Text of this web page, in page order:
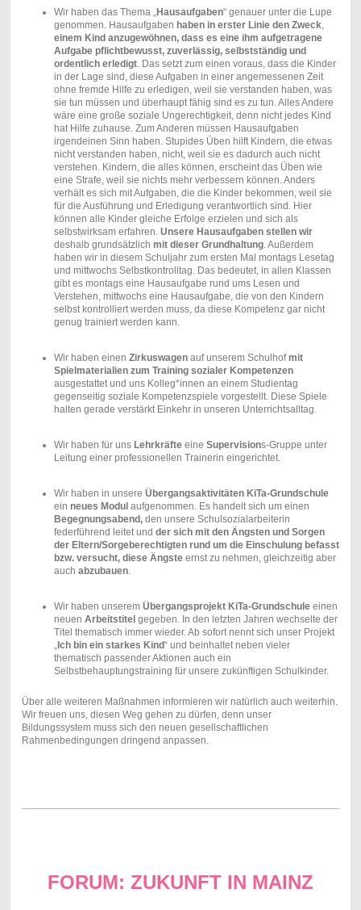
Wir haben das Thema „ Hausaufgaben“ genauer unter die Lupe
genommen. Hausaufgaben haben in erster Linie den Zweck
einem Kind anzugewöhnen, dass es eine ihm aufgetragene
Aufgabe pflichtbewusst, zuverlässig, selbstständig und
ordentlich erledigt. Das setzt zum einen voraus, dass die Kinder
in der Lage sind, diese Aufgaben in einer angemessenen Zeit
ohne fremde Hilfe zu erledigen, weil sie verstanden haben, was
sie tun müssen und überhaupt fähig sind es zu tun. Alles Andere
wäre eine große soziale Ungerechtigkeit, denn nicht jedes Kind
hat Hilfe zuhause. Zum Anderen müssen Hausaufgaben
irgendeinen Sinn haben. Stupides Üben hilft Kindern, die etwas
nicht verstanden haben, nicht, weil sie es dadurch auch nicht
verstehen. Kindern, die alles können, erscheint das Üben wie
eine Strafe, weil sie nichts mehr verbessern können. Anders
verhält es sich mit Aufgaben, die die Kinder bekommen, weil sie
für die Ausführung und Erledigung verantwortlich sind. Hier
können alle Kinder gleiche Erfolge erzielen und sich als
selbstwirksam erfahren. Unsere Hausaufgaben stellen wir
deshalb grundsätzlich mit dieser Grundhaltung. Außerdem
haben wir in diesem Schuljahr zum ersten Mal montags Lesetag
und mittwochs Selbstkontrolltag. Das bedeutet, in allen Klassen
gibt es montags eine Hausaufgabe rund ums Lesen und
Verstehen, mittwochs eine Hausaufgabe, die von den Kindern
selbst kontrolliert werden muss, da diese Kompetenz gar nicht
genug trainiert werden kann.
Wir haben einen Zirkuswagenauf unserem Schulhofmit
Spielmaterialien zum Training sozialer Kompetenzen
ausgestattet und uns Kolleg*innen an einem Studientag
gegenseitig soziale Kompetenzspiele vorgestellt. Diese Spiele
halten gerade verstärkt Einkehr in unseren Unterrichtsalltag.
Wir haben für uns Lehrkräfteeine Supervisions-Gruppe unter
Leitung einer professionellen Trainerin eingerichtet.
Wir haben in unsere Übergangsaktivitäten KiTa-Grundschule
ein neues Modulaufgenommen. Es handelt sich um einen
Begegnungsabend,den unsere Schulsozialarbeiterin
federführend leitet und der sich mit den Ängsten und Sorgen
der Eltern/Sorgeberechtigten rund um die Einschulung befasst
bzw. versucht, diese Ängsteernst zu nehmen, gleichzeitig aber
auch abzubauen.
Wir haben unserem Übergangsprojekt KiTa-Grundschuleeinen
neuen Arbeitstitelgegeben. In den letzten Jahren wechselte der
Titel thematisch immer wieder. Ab sofort nennt sich unser Projekt
Ich bin ein starkes Kind“ und beinhaltet neben vieler
thematisch passender Aktionen auch ein
Selbstbehauptungstraining für unsere zukünftigen Schulkinder.
Über alle weiteren Maßnahmen informieren wir natürlich auch weiterhin.
Wir freuen uns, diesen Weg gehen zu dürfen, denn unser
Bildungssystem muss sich den neuen gesellschaftlichen
Rahmenbedingungen dringend anpassen.
FORUM: ZUKUNFT IN MAINZ